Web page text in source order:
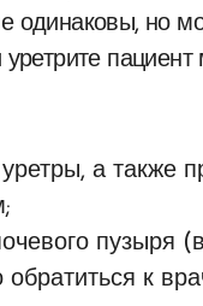
но
уретрите
а также
пузыря
к